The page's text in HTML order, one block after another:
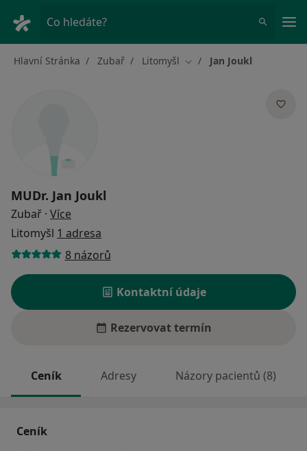
Co hledáte?
Hlavní Stránka Zubař Litomyšl Změna města
Jan Joukl
MUDr. Jan Joukl
Zubař · Více
Litomyšl 1 adresa
8 názorů
Kontaktní údaje
Rezervovat termín
Ceník Adresy Názory pacientů (8)
Ceník